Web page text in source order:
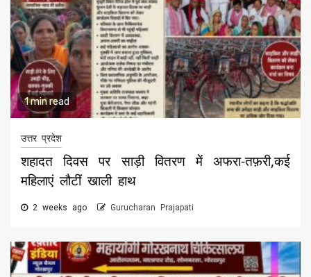
1 min read
उत्तर प्रदेश
शहादत दिवस पर साड़ी वितरण में अफरा-तफ़री,कई
महिलाएं लौटीं खाली हाथ
2 weeks ago Gurucharan Prajapati